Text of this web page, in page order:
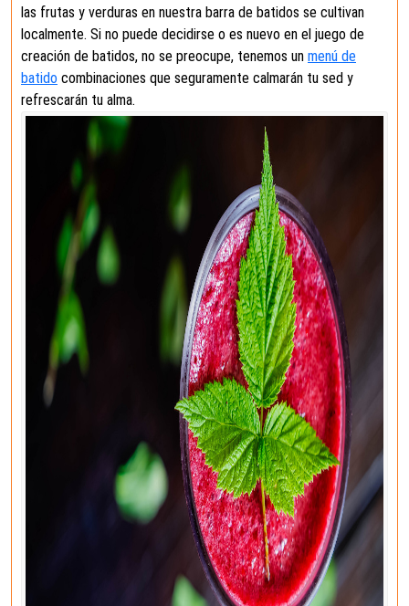
las frutas y verduras en nuestra barra de batidos se cultivan
localmente. Si no puede decidirse o es nuevo en el juego de
creación de batidos, no se preocupe, tenemos un menú de
batido combinaciones que seguramente calmarán tu sed y
refrescarán tu alma.